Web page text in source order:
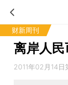
财新周刊
离岸人
2011年02月14日